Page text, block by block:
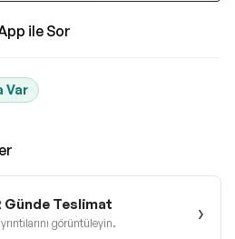
ile Sor
Var
Günde Teslimat
görüntüleyin. ›